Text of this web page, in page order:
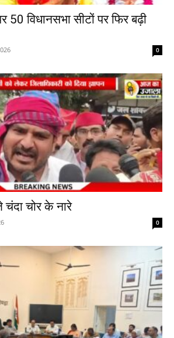
विधानसभा सीटों पर फिर बढ़ी
0
चोर के नारे
0